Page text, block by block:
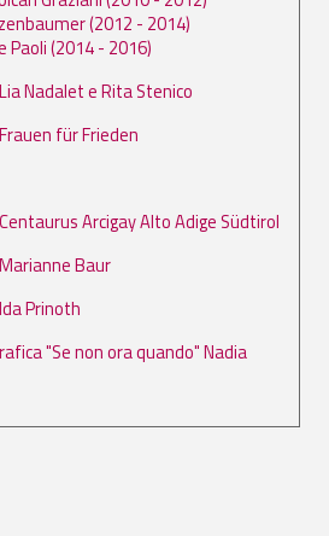
(2012 - 2014)
Paoli (2014 - 2016)
Nadalet e Rita Stenico
für Frieden
Arcigay Alto Adige Südtirol
Baur
Prinoth
"Se non ora quando" Nadia